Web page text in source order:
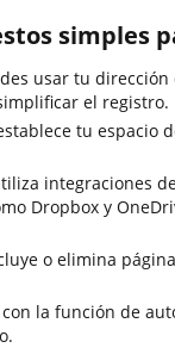
simples
usar tu dirección
el registro.
tu espacio
integraciones
Dropbox y
o elimina
la función de